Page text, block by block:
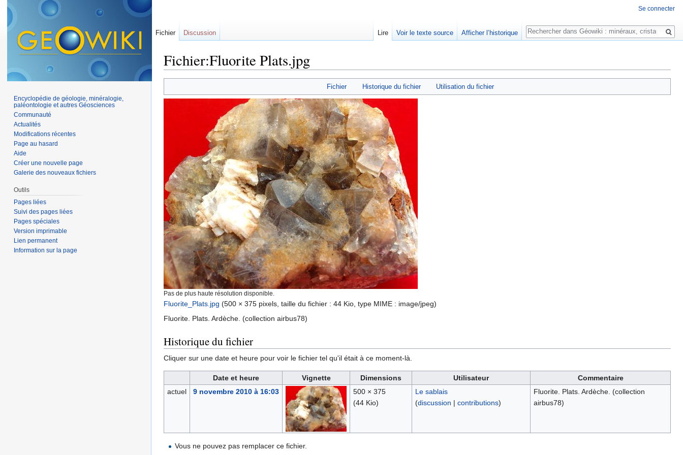
Fichier:Fluorite Plats.jpg
Fichier Historique du fichier Utilisation du fichier
Pas de plus haute résolution disponible.
Fluorite_Plats.jpg (500 × 375 pixels, taille du fichier : 44 Kio, type MIME : image/jpeg)
Fluorite. Plats. Ardèche. (collection airbus78)
Historique du fichier
Cliquer sur une date et heure pour voir le fichier tel qu'il était à ce moment-là.
Date et heure Vignette Dimensions Utilisateur
Commentaire
actuel
9 novembre 2010 à 16:03
500 × 375
(44 Kio)
Le sablais
(discussion | contributions)
Fluorite. Plats. Ardèche. (collection
airbus78)
Vous ne pouvez pas remplacer ce fichier.
Se connecter
Fichier Discussion Lire Voir le texte source Afficher l’historique
Rechercher
Encyclopédie de géologie, minéralogie,
paléontologie et autres Géosciences
Communauté
Actualités
Modifications récentes
Page au hasard
Aide
Créer une nouvelle page
Galerie des nouveaux fichiers
Outils
Pages liées
Suivi des pages liées
Pages spéciales
Version imprimable
Lien permanent
Information sur la page